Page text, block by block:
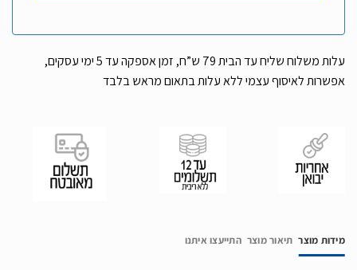
עלות משלוח שליח עד הבית 79 ש”ח, זמן אספקה עד 5 ימי עסקים,
אפשרות לאיסוף עצמי ללא עלות בתאום מראש בלבד
מידות מוצר תיאור מוצר התייעצו איתנו